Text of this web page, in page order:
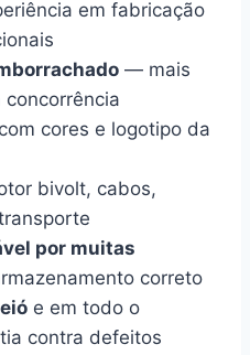
em fabricação
— mais
com cores e logotipo da
bivolt, cabos,
por muitas
correto
e em todo o
contra defeitos